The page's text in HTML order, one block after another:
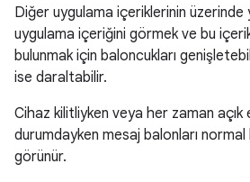
Diğer uygulama içeriklerinin üzerinde
uygulama içeriğini görmek ve bu
bulunmak için baloncukları
ise daraltabilir.
Cihaz kilitliyken veya her zaman açık
durumdayken mesaj balonları
görünür.